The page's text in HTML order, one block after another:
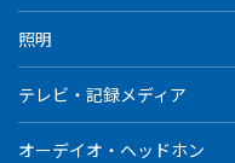
照明
テレビ・記録メディア
オーデイオ・ヘッドホン